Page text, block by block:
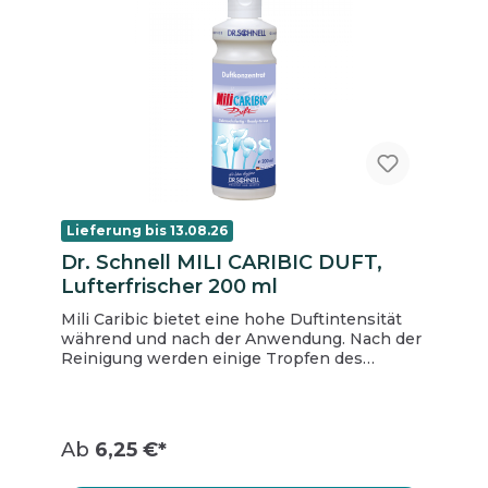
Lieferung bis 13.08.26
Dr. Schnell MILI CARIBIC DUFT,
Lufterfrischer 200 ml
Mili Caribic bietet eine hohe Duftintensität
während und nach der Anwendung. Nach der
Reinigung werden einige Tropfen des
an Wirkstoffen sind nur sehr geringe
Einsatzmengen nötig. Produkteigenschaften
Ab 6,25 €*